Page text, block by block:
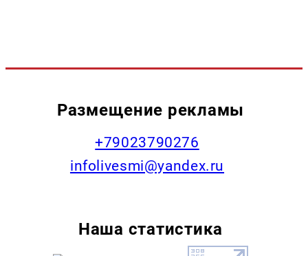
Размещение рекламы
+79023790276
infolivesmi@yandex.ru
Наша статистика